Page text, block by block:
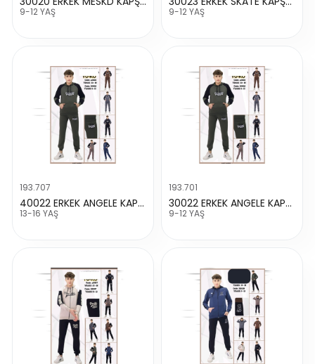
9-12 YAŞ 9-12 YAŞ
193.707
40022 ERKEK ANGELE KAPŞONLU TAKIM
13-16 YAŞ
193.701
30022 ERKEK ANGELE KAPŞONLU TAKIM
9-12 YAŞ